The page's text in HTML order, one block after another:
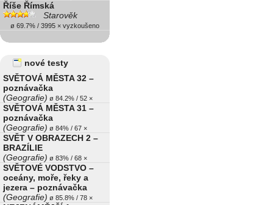
Říše Římská
Starověk
ø 69.7% / 3995 × vyzkoušeno
nové testy
SVĚTOVÁ MĚSTA 32 –
poznávačka
(Geografie) ø 84.2% / 52 ×
SVĚTOVÁ MĚSTA 31 –
poznávačka
(Geografie) ø 84% / 67 ×
SVĚT V OBRAZECH 2 –
BRAZÍLIE
(Geografie) ø 83% / 68 ×
SVĚTOVÉ VODSTVO –
oceány, moře, řeky a
jezera – poznávačka
(Geografie) ø 85.8% / 78 ×